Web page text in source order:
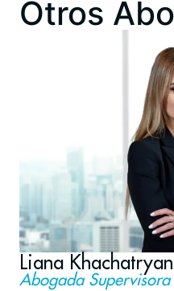
Otros
Liana Khachatryan
Abogada Supervisora